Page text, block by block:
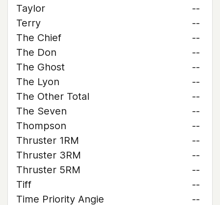
Taylor
--
Terry
--
The Chief
--
The Don
--
The Ghost
--
The Lyon
--
The Other Total
--
The Seven
--
Thompson
--
Thruster 1RM
--
Thruster 3RM
--
Thruster 5RM
--
Tiff
--
Time Priority Angie
--